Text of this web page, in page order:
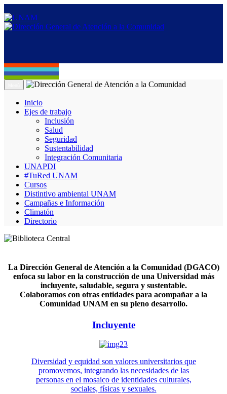
Inicio
Ejes de trabajo
Inclusión
Salud
Seguridad
Sustentabilidad
Integración Comunitaria
UNAPDI
#TuRed UNAM
Cursos
Distintivo ambiental UNAM
Campañas e Información
Climatón
Directorio
La Dirección General de Atención a la Comunidad (DGACO)
enfoca su labor en la construcción de una Universidad más
incluyente, saludable, segura y sustentable.
Colaboramos con otras entidades para acompañar a la
Comunidad UNAM en su pleno desarrollo.
Incluyente
Diversidad y equidad son valores universitarios que
promovemos, integrando las necesidades de las
personas en el mosaico de identidades culturales,
sociales, físicas y sexuales.